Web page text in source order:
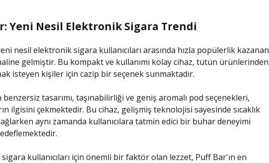
Yeni Nesil Elektronik Sigara Trendi
nesil elektronik sigara kullanıcıları arasında hızla popülerlik kazanan
gelmiştir. Bu kompakt ve kullanımı kolay cihaz, tütün ürünlerinden
isteyen kişiler için cazip bir seçenek sunmaktadır.
benzersiz tasarımı, taşınabilirliği ve geniş aromalı pod seçenekleri,
ilgisini çekmektedir. Bu cihaz, gelişmiş teknolojisi sayesinde sıcaklık
aynı zamanda kullanıcılara tatmin edici bir buhar deneyimi
kullanıcıları için önemli bir faktör olan lezzet, Puff Bar'ın en